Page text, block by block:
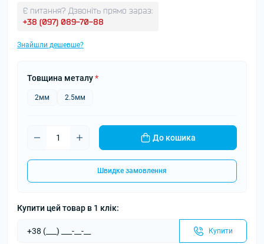
Є питання? Дзвоніть прямо зараз:
+38 (097) 089-70-88
Знайшли дешевше?
Товщина металу*
2мм 2.5мм
До кошика
Швидке замовлення
Купити цей товар в 1 клік:
Купити